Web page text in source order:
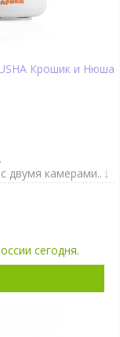
Крошик и Нюша
двумя камерами..
сегодня.